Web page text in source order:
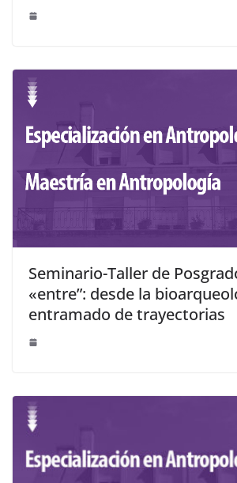
Seminario-Taller de
«entre”: desde la
entramado de trayectorias